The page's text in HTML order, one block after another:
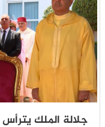
جلالة الملك